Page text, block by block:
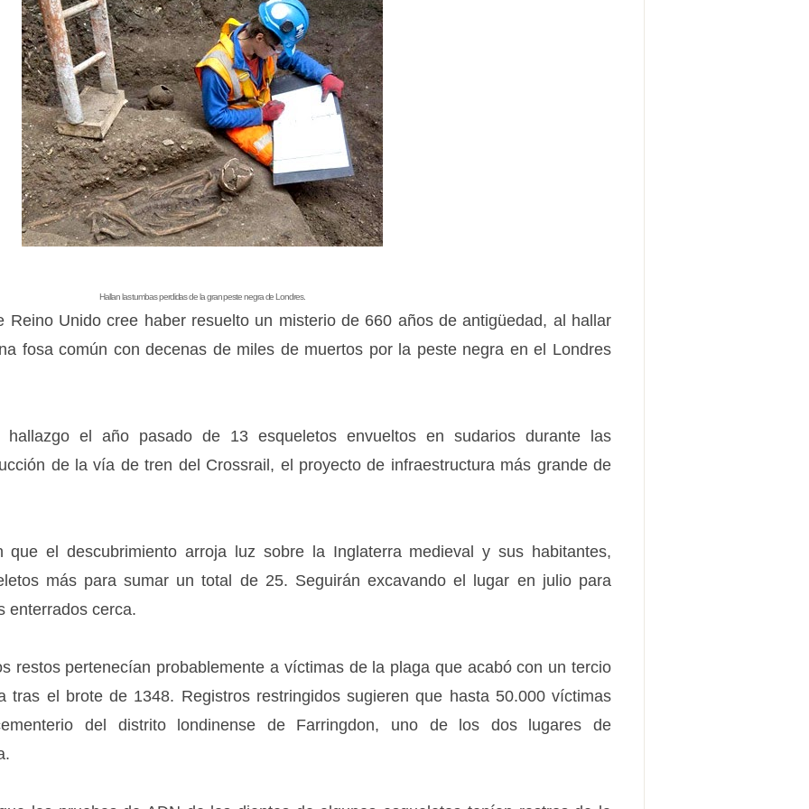
Hallan las tumbas perdidas de la gran peste negra de Londres.
Reino Unido cree haber resuelto un misterio de 660 años de antigüedad, al hallar
fosa común con decenas de miles de muertos por la peste negra en el Londres
hallazgo el año pasado de 13 esqueletos envueltos en sudarios durante las
de la vía de tren del Crossrail, el proyecto de infraestructura más grande de
que el descubrimiento arroja luz sobre la Inglaterra medieval y sus habitantes,
más para sumar un total de 25. Seguirán excavando el lugar en julio para
enterrados cerca.
restos pertenecían probablemente a víctimas de la plaga que acabó con un tercio
tras el brote de 1348. Registros restringidos sugieren que hasta 50.000 víctimas
del distrito londinense de Farringdon, uno de los dos lugares de